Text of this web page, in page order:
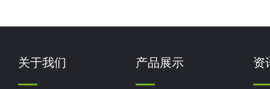
关于我们 产品展示 资